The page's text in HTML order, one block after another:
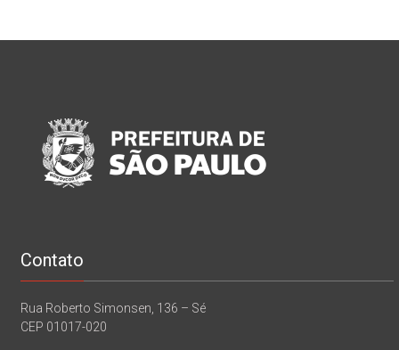
Contato
Rua Roberto Simonsen, 136 – Sé
CEP 01017-020